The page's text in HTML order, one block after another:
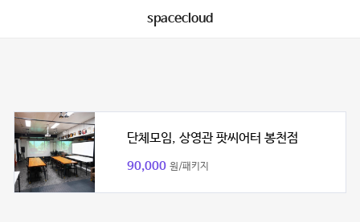
spacecloud
단체모임, 상영관 팟씨어터 봉천점
90,000 원/패키지